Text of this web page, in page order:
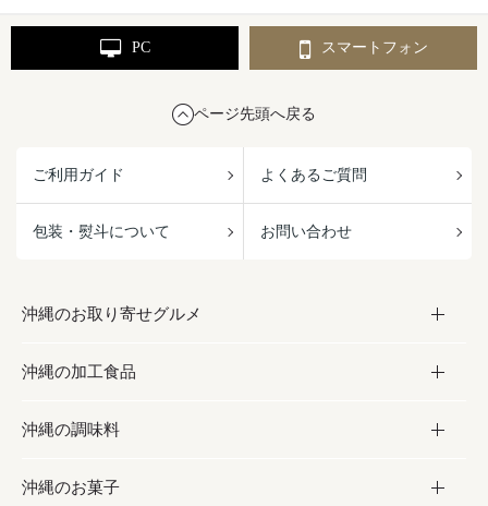
PC スマートフォン
ページ先頭へ戻る
ご利用ガイド よくあるご質問
包装・熨斗について お問い合わせ
沖縄のお取り寄せグルメ
お取り寄せグルメ
フルーツ・野菜
お肉
沖縄の加工食品
加工食品
缶詰／パウチ
沖縄の調味料
調味料
沖縄のお菓子